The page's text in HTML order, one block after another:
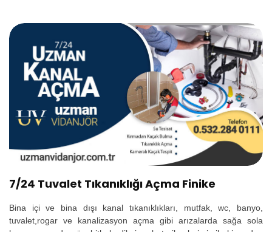
7/24 Tuvalet Tıkanıklığı Açma Finike
Bina içi ve bina dışı kanal tıkanıklıkları, mutfak, wc, banyo,
tuvalet,rogar ve kanalizasyon açma gibi arızalarda sağa sola